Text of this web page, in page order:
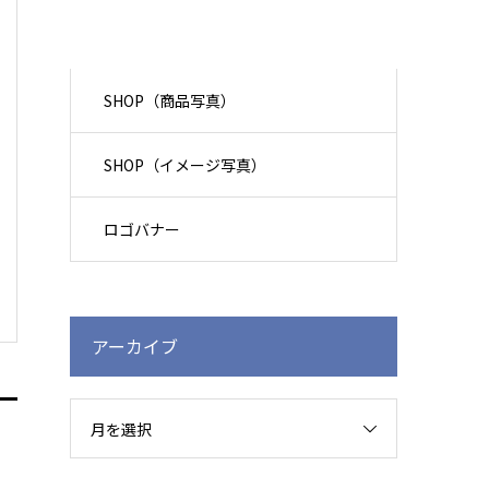
SHOP（商品写真）
SHOP（イメージ写真）
ロゴバナー
アーカイブ
月を選択